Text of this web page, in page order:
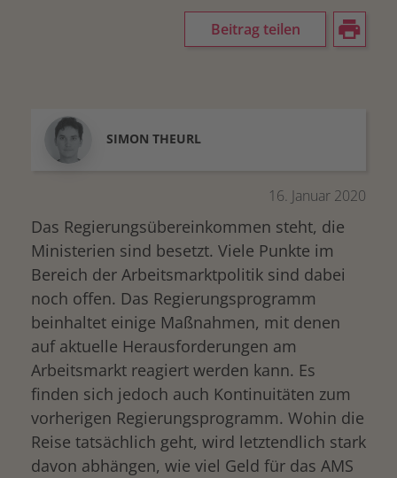
Beitrag teilen
SIMON THEURL
16. Januar 2020
Das Regierungsübereinkommen steht, die
Ministerien sind besetzt. Viele Punkte im
Bereich der Arbeitsmarktpolitik sind dabei
noch offen. Das Regierungsprogramm
beinhaltet einige Maßnahmen, mit denen
auf aktuelle Herausforderungen am
Arbeitsmarkt reagiert werden kann. Es
finden sich jedoch auch Kontinuitäten zum
vorherigen Regierungsprogramm. Wohin die
Reise tatsächlich geht, wird letztendlich stark
davon abhängen, wie viel Geld für das AMS